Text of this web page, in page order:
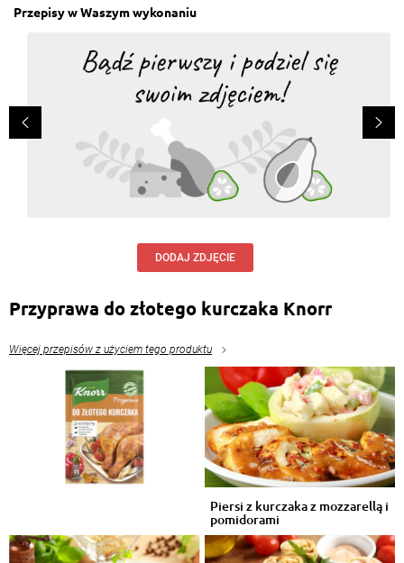
Przepisy w Waszym wykonaniu
DODAJ ZDJĘCIE
Przyprawa do złotego kurczaka Knorr
Więcej przepisów z użyciem tego produktu
Piersi z kurczaka z mozzarellą i
pomidorami